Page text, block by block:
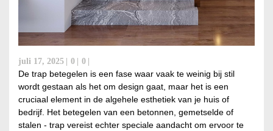
juli 17, 2025 0 0
De trap betegelen is een fase waar vaak te weinig bij stil
wordt gestaan als het om design gaat, maar het is een
cruciaal element in de algehele esthetiek van je huis of
bedrijf. Het betegelen van een betonnen, gemetselde of
stalen - trap vereist echter speciale aandacht om ervoor te